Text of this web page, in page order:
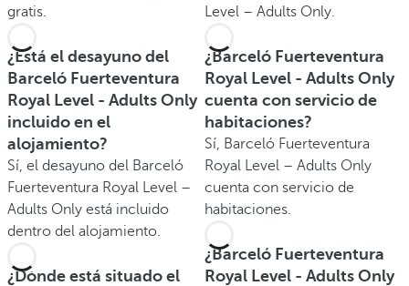
gratis.
¿Está el desayuno del
Barceló Fuerteventura
Royal Level - Adults Only
incluido en el
alojamiento?
Sí, el desayuno del Barceló
Fuerteventura Royal Level –
Adults Only está incluido
dentro del alojamiento.
¿Dónde está situado el
Level – Adults Only.
¿Barceló Fuerteventura
Royal Level - Adults Only
cuenta con servicio de
habitaciones?
Sí, Barceló Fuerteventura
Royal Level – Adults Only
cuenta con servicio de
habitaciones.
¿Barceló Fuerteventura
Royal Level - Adults Only